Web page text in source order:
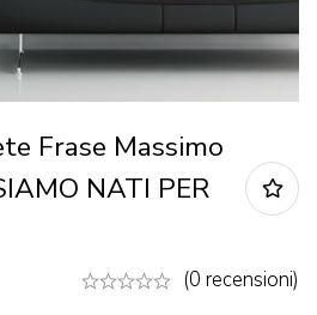
Frase Massimo
NATI PER
(0 recensioni)